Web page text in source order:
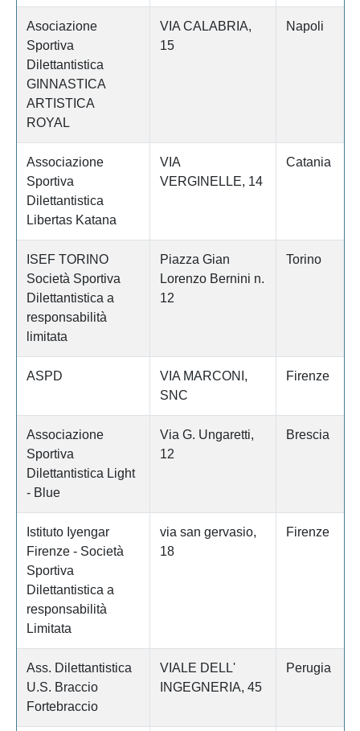
Asociazione
Sportiva
Dilettantistica
GINNASTICA
ARTISTICA
ROYAL
VIA CALABRIA,
15
Napoli
Associazione
Sportiva
Dilettantistica
Libertas Katana
VIA
VERGINELLE, 14
Catania
ISEF TORINO
Società Sportiva
Dilettantistica a
responsabilità
limitata
Piazza Gian
Lorenzo Bernini n.
12
Torino
ASPD
VIA MARCONI,
SNC
Firenze
Associazione
Sportiva
Dilettantistica Light
- Blue
Via G. Ungaretti,
12
Brescia
Istituto Iyengar
Firenze - Società
Sportiva
Dilettantistica a
responsabilità
Limitata
via san gervasio,
18
Firenze
Ass. Dilettantistica
U.S. Braccio
Fortebraccio
VIALE DELL'
INGEGNERIA, 45
Perugia